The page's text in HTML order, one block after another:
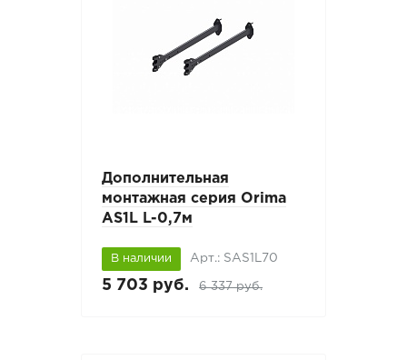
Дополнительная
монтажная серия Orima
AS1L L-0,7м
В наличии Арт.: SAS1L70
5 703 руб. 6 337 руб.